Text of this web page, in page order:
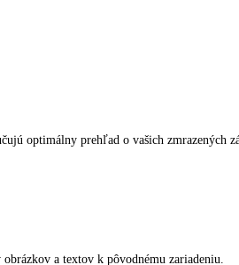
vysoký úložný priestor.